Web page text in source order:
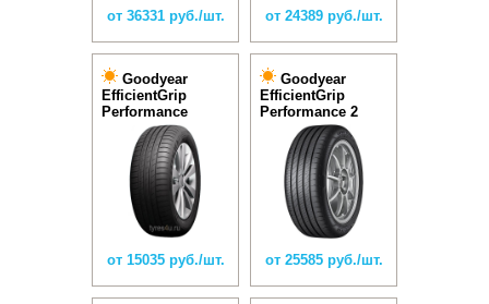
от 36331 руб./шт. от 24389 руб./шт.
Goodyear
EfficientGrip
Performance
от 15035 руб./шт.
Goodyear
EfficientGrip
Performance 2
от 25585 руб./шт.